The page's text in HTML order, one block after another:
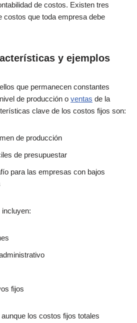
de costos. Existen tres
costos que toda empresa debe
y ejemplos
que permanecen constantes
de producción o ventas de la
clave de los costos fijos son:
de producción
de presupuestar
para las empresas con bajos
fijos
los costos fijos totales